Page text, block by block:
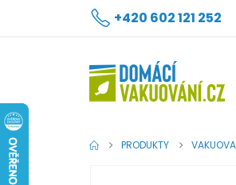
+420 602 121 252
PRODUKTY